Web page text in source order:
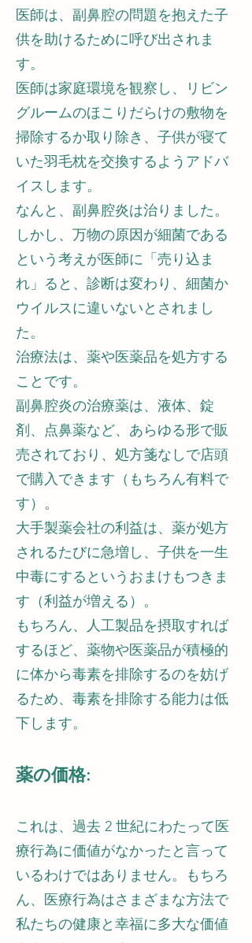
医師は、副鼻腔の問題を抱えた子
供を助けるために呼び出されま
す。
医師は家庭環境を観察し、リビン
グルームのほこりだらけの敷物を
掃除するか取り除き、子供が寝て
いた羽毛枕を交換するようアドバ
イスします。
なんと、副鼻腔炎は治りました。
しかし、万物の原因が細菌である
という考えが医師に「売り込ま
れ」ると、診断は変わり、細菌か
ウイルスに違いないとされまし
た。
治療法は、薬や医薬品を処方する
ことです。
副鼻腔炎の治療薬は、液体、錠
剤、点鼻薬など、あらゆる形で販
売されており、処方箋なしで店頭
で購入できます（もちろん有料で
す）。
大手製薬会社の利益は、薬が処方
されるたびに急増し、子供を一生
中毒にするというおまけもつきま
す（利益が増える）。
もちろん、人工製品を摂取すれば
するほど、薬物や医薬品が積極的
に体から毒素を排除するのを妨げ
るため、毒素を排除する能力は低
下します。
薬の価格:
これは、過去 2 世紀にわたって医
療行為に価値がなかったと言って
いるわけではありません。もちろ
ん、医療行為はさまざまな方法で
私たちの健康と幸福に多大な価値